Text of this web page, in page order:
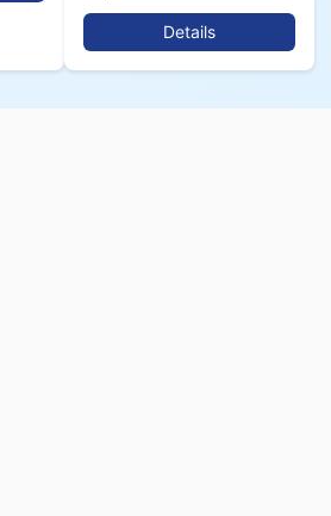
Details